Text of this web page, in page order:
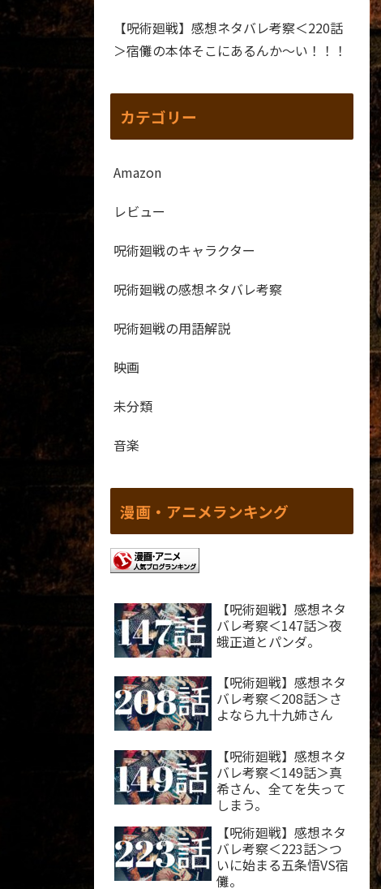
【呪術廻戦】感想ネタバレ考察＜220話
＞宿儺の本体そこにあるんか～い！！！
カテゴリー
Amazon
レビュー
呪術廻戦のキャラクター
呪術廻戦の感想ネタバレ考察
呪術廻戦の用語解説
映画
未分類
音楽
漫画・アニメランキング
【呪術廻戦】感想ネタ
バレ考察＜147話＞夜
蛾正道とパンダ。
【呪術廻戦】感想ネタ
バレ考察＜208話＞さ
よなら九十九姉さん
【呪術廻戦】感想ネタ
バレ考察＜149話＞真
希さん、全てを失って
しまう。
【呪術廻戦】感想ネタ
バレ考察＜223話＞つ
いに始まる五条悟VS宿
儺。